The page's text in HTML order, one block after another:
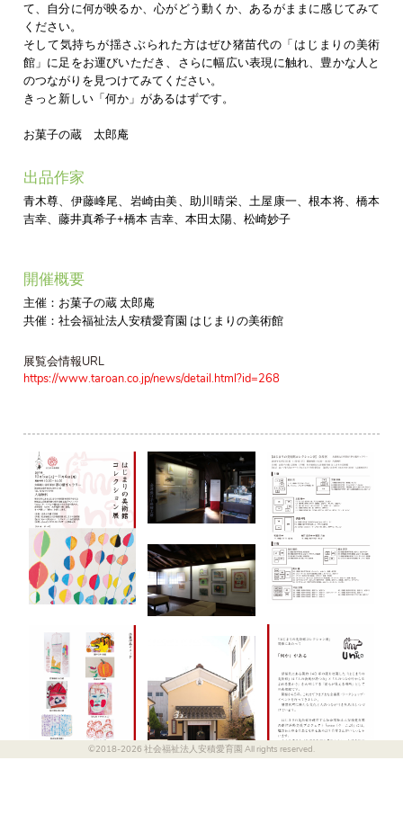
て、自分に何が映るか、心がどう動くか、あるがままに感じてみて
ください。
そして気持ちが揺さぶられた方はぜひ猪苗代の「はじまりの美術
館」に足をお運びいただき、さらに幅広い表現に触れ、豊かな人と
のつながりを見つけてみてください。
きっと新しい「何か」があるはずです。
お菓子の蔵 太郎庵
出品作家
青木尊、伊藤峰尾、岩崎由美、助川晴栄、土屋康一、根本将、橋本
吉幸、藤井真希子+橋本 吉幸、本田太陽、松崎妙子
開催概要
主催：お菓子の蔵 太郎庵
共催：社会福祉法人安積愛育園 はじまりの美術館
展覧会情報URL
https://www.taroan.co.jp/news/detail.html?id=268
©2018-2026 社会福祉法人安積愛育園 All rights reserved.